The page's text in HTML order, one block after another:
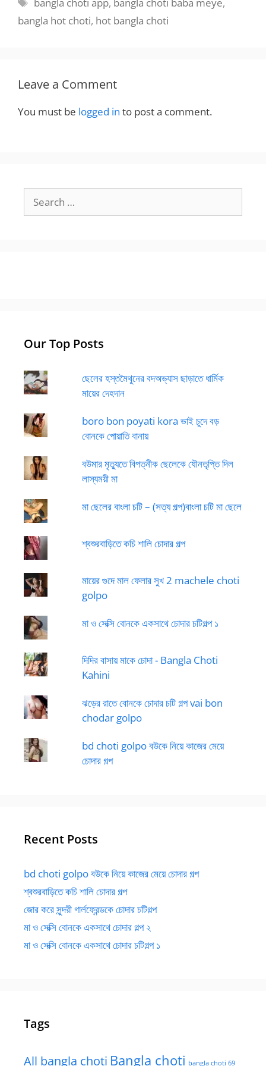
bangla hot choti, hot bangla choti
Leave a Comment
You must be logged in to post a comment.
for:
Our Top Posts
ছেলের হস্তমৈথুনের বদঅভ্যাস ছাড়াতে ধার্মিক
মায়ের দেহদান
boro bon poyati kora ভাই চুদে বড়
বোনকে পোয়াতি বানায়
বউমার মৃত্যুতে বিপত্নীক ছেলেকে যৌনতৃপ্তি দিল
লাস্যময়ী মা
মা ছেলের বাংলা চটি – (সত্য গল্প)বাংলা চটি মা ছেলে
শ্বশুরবাড়িতে কচি শালি চোদার গল্প
মায়ের গুদে মাল ফেলার সুখ 2 machele choti
golpo
মা ও সেক্সি বোনকে একসাথে চোদার চটিগল্প ১
দিদির বাসায় মাকে চোদা - Bangla Choti
Kahini
ঝড়ের রাতে বোনকে চোদার চটি গল্প vai bon
chodar golpo
bd choti golpo বউকে নিয়ে কাজের মেয়ে
চোদার গল্প
Recent Posts
bd choti golpo বউকে নিয়ে কাজের মেয়ে চোদার গল্প
শ্বশুরবাড়িতে কচি শালি চোদার গল্প
জোর করে সুন্দরী গার্লফ্রেন্ডকে চোদার চটিগল্প
মা ও সেক্সি বোনকে একসাথে চোদার গল্প ২
মা ও সেক্সি বোনকে একসাথে চোদার চটিগল্প ১
Tags
All bangla choti Bangla choti bangla choti 69